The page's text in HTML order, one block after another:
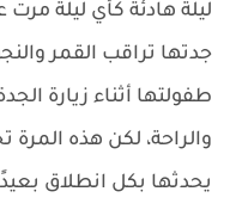
ليلة هادئة كأي ليلة
جدتها تراقب القمر
طفولتها أثناء زيارة
والراحة، لكن هذه
يحدثها بكل انطلاق